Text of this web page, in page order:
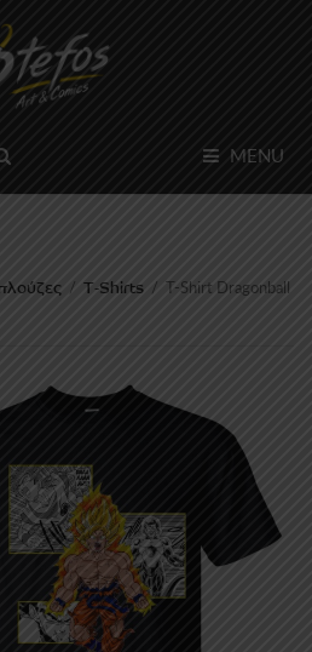
MENU
/ T-Shirts / T-Shirt Dragonball